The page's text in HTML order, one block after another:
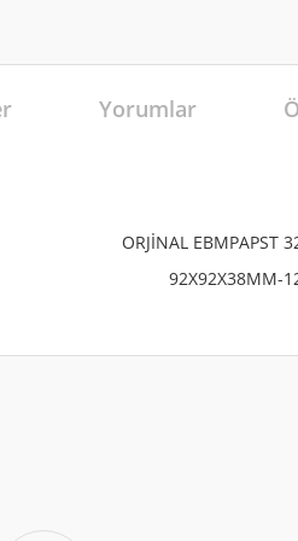
Yorumlar
ORJİNAL EBMPAPST
92X92X38MM-